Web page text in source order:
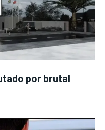
por brutal